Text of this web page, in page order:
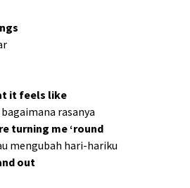
it feels like
rasanya
turning me ‘round
mengubah hari-hariku
out